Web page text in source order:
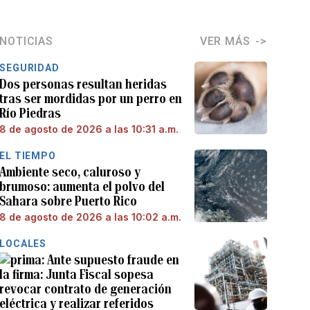
NOTICIAS VER MÁS
SEGURIDAD
Dos personas resultan heridas
tras ser mordidas por un perro en
Río Piedras
8 de agosto de 2026 a las 10:31 a.m.
EL TIEMPO
Ambiente seco, caluroso y
brumoso: aumenta el polvo del
Sahara sobre Puerto Rico
8 de agosto de 2026 a las 10:02 a.m.
LOCALES
Ante supuesto fraude en
la firma: Junta Fiscal sopesa
revocar contrato de generación
eléctrica y realizar referidos